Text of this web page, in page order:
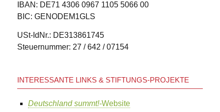
IBAN: DE71 4306 0967 1105 5066 00
BIC: GENODEM1GLS
USt-IdNr.: DE313861745
Steuernummer: 27 / 642 / 07154
INTERESSANTE LINKS & STIFTUNGS-PROJEKTE
Deutschland summt!-Website